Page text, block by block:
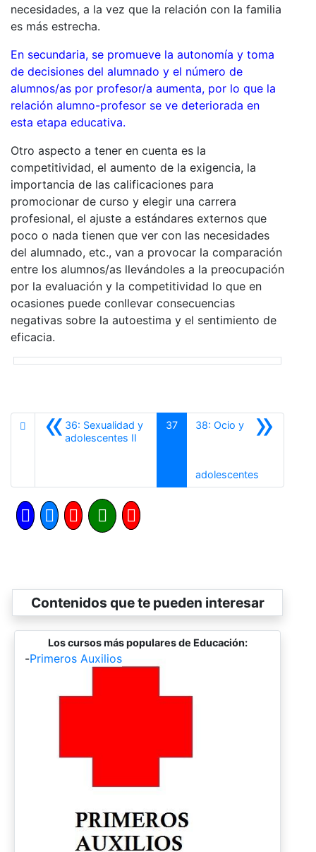
necesidades, a la vez que la relación con la familia
es más estrecha.
En secundaria, se promueve la autonomía y toma
de decisiones del alumnado y el número de
alumnos/as por profesor/a aumenta, por lo que la
relación alumno-profesor se ve deteriorada en
esta etapa educativa.
Otro aspecto a tener en cuenta es la
competitividad, el aumento de la exigencia, la
importancia de las calificaciones para
promocionar de curso y elegir una carrera
profesional, el ajuste a estándares externos que
poco o nada tienen que ver con las necesidades
del alumnado, etc., van a provocar la comparación
entre los alumnos/as llevándoles a la preocupación
por la evaluación y la competitividad lo que en
ocasiones puede conllevar consecuencias
negativas sobre la autoestima y el sentimiento de
eficacia.
«36: Sexualidad y
adolescentes II
37 »
38: Ocio y
adolescentesSiguiente
Contenidos que te pueden interesar
Los cursos más populares de Educación:
-Primeros Auxilios